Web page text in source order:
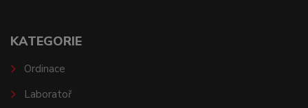
KATEGORIE
Ordinace
Laboratoř